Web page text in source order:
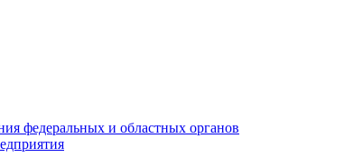
федеральных и областных органов